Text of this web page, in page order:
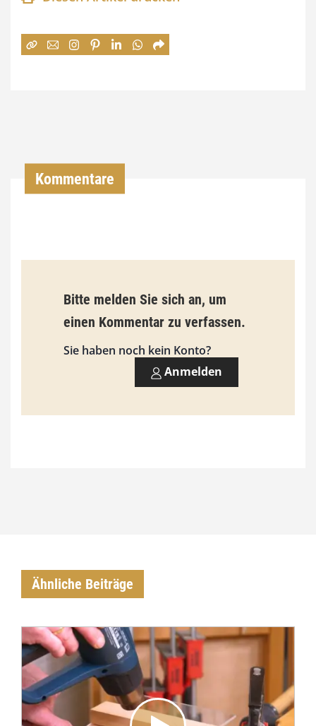
:
9
3
0
0
Kommentare
Bitte melden Sie sich an, um
einen Kommentar zu verfassen.
Sie haben noch kein Konto?
Anmelden
Ähnliche Beiträge